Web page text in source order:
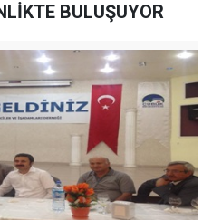
BULUŞUYOR